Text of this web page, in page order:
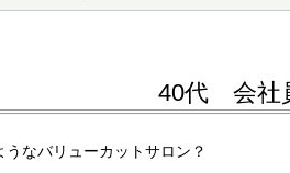
40代 会社
なバリューカットサロン？